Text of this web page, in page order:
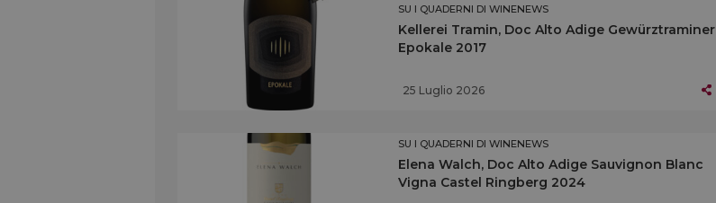
SU I QUADERNI DI WINENEWS
Kellerei Tramin, Doc Alto Adige Gewürztraminer
Epokale 2017
25 Luglio 2026
SU I QUADERNI DI WINENEWS
Elena Walch, Doc Alto Adige Sauvignon Blanc
Vigna Castel Ringberg 2024